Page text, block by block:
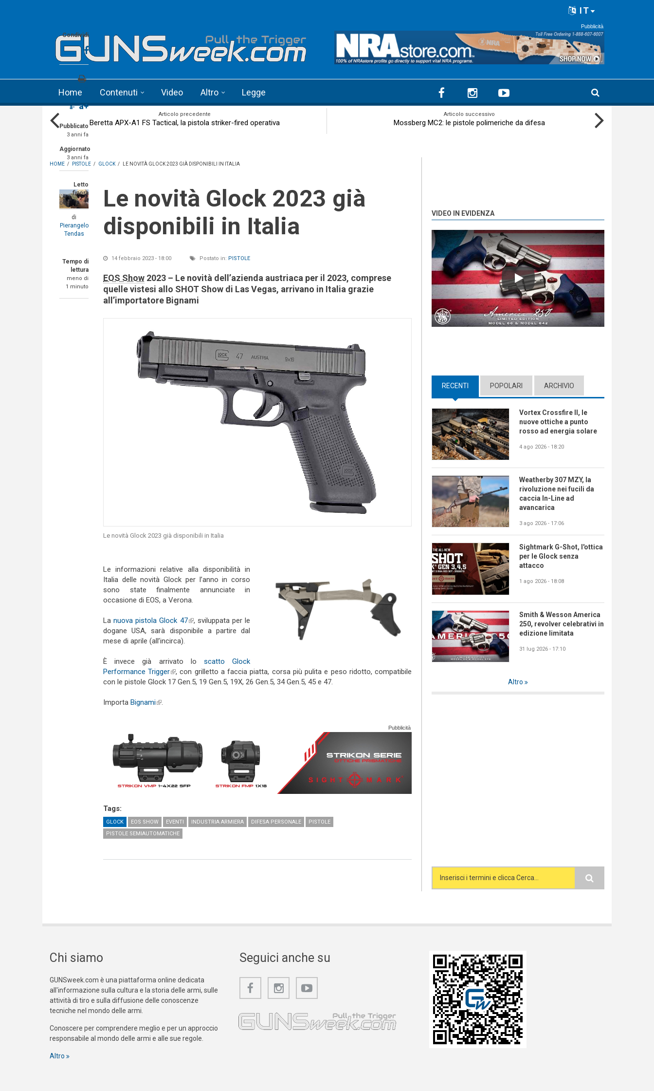
IT
Pubblicità
Home Contenuti Video Altro Legge
Articolo precedente
Beretta APX-A1 FS Tactical, la pistola striker-fired operativa
Articolo successivo
Mossberg MC2: le pistole polimeriche da difesa
HOME / PISTOLE / GLOCK / LE NOVITÀ GLOCK 2023 GIÀ DISPONIBILI IN ITALIA
di
Pierangelo
Tendas
Tempo di
lettura
meno di
1 minuto
Condividi
a- a+
Pubblicato
3 anni fa
Aggiornato
3 anni fa
Letto
finora
0%
Le novità Glock 2023 già
disponibili in Italia
14 febbraio 2023 - 18:00 Postato in: PISTOLE
EOS Show 2023 – Le novità dell’azienda austriaca per il 2023, comprese
quelle vistesi allo SHOT Show di Las Vegas, arrivano in Italia grazie
all’importatore Bignami
Le novità Glock 2023 già disponibili in Italia
Le informazioni relative alla disponibilità in
Italia delle novità Glock per l’anno in corso
sono state finalmente annunciate in
occasione di EOS, a Verona.
Lanuova pistola Glock 47(link is external)
, sviluppata per le
dogane USA, sarà disponibile a partire dal
mese di aprile (all’incirca).
È invece già arrivato lo scatto Glock
Performance Trigger(link is external)
, con grilletto a faccia piatta, corsa più pulita e peso ridotto, compatibile
con le pistole Glock 17 Gen.5, 19 Gen.5, 19X, 26 Gen.5, 34 Gen.5, 45 e 47.
Importa Bignami(link is external)
.
Pubblicità
Tags:
GLOCK EOS SHOW EVENTI INDUSTRIA ARMIERA DIFESA PERSONALE
PISTOLE
PISTOLE SEMIAUTOMATICHE
VIDEO IN EVIDENZA
Play
RECENTI (ACTIVE TAB)
POPOLARI ARCHIVIO
Vortex Crossfire II, le
nuove ottiche a punto
rosso ad energia solare
4 ago 2026 - 18:20
Weatherby 307 MZY, la
rivoluzione nei fucili da
caccia In-Line ad
avancarica
3 ago 2026 - 17:06
Sightmark G-Shot, l'ottica
per le Glock senza
attacco
1 ago 2026 - 18:08
Smith & Wesson America
250, revolver celebrativi in
edizione limitata
31 lug 2026 - 17:10
Altro
Search form
Chi siamo
GUNSweek.com è una piattaforma online dedicata
all'informazione sulla cultura e la storia delle armi, sulle
attività di tiro e sulla diffusione delle conoscenze
tecniche nel mondo delle armi.
Conoscere per comprendere meglio e per un approccio
responsabile al mondo delle armi e alle sue regole.
Altro
Seguici anche su